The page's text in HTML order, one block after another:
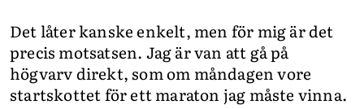
Det låter kanske enkelt, men för mig är det
precis motsatsen. Jag är van att gå på
högvarv direkt, som om måndagen vore
startskottet för ett maraton jag måste vinna.